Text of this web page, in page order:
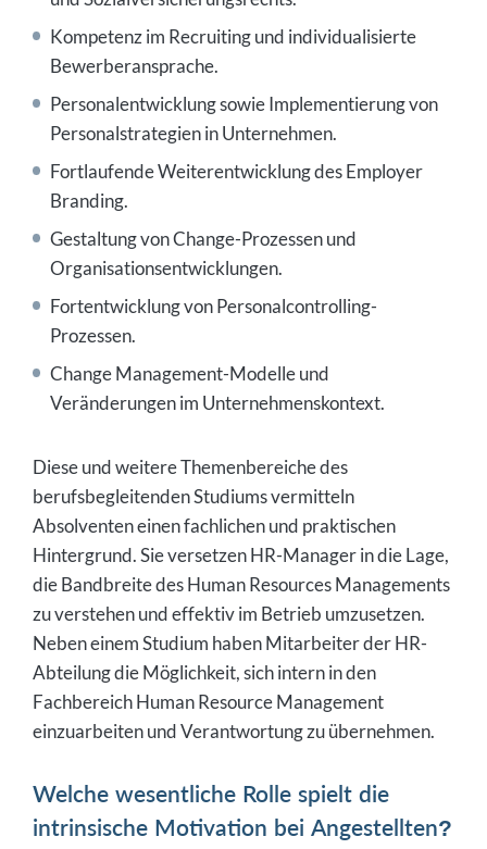
Kompetenz im Recruiting und individualisierte
Bewerberansprache.
Personalentwicklung sowie Implementierung von
Personalstrategien in Unternehmen.
Fortlaufende Weiterentwicklung des Employer
Branding.
Gestaltung von Change-Prozessen und
Organisationsentwicklungen.
Fortentwicklung von Personalcontrolling-
Prozessen.
Change Management-Modelle und
Veränderungen im Unternehmenskontext.
Diese und weitere Themenbereiche des
berufsbegleitenden Studiums vermitteln
Absolventen einen fachlichen und praktischen
Hintergrund. Sie versetzen HR-Manager in die Lage,
die Bandbreite des Human Resources Managements
zu verstehen und effektiv im Betrieb umzusetzen.
Neben einem Studium haben Mitarbeiter der HR-
Abteilung die Möglichkeit, sich intern in den
Fachbereich Human Resource Management
einzuarbeiten und Verantwortung zu übernehmen.
Welche wesentliche Rolle spielt die
intrinsische Motivation bei Angestellten?